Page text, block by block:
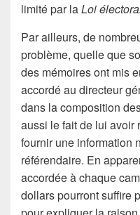
limité par laLoi
Par ailleurs, de
problème, quelle que
des mémoires ont mis
accordé au directeur
dans la composition
aussi le fait de lui avoir
fournir une information
référendaire. En
accordée à chaque
dollars pourront suffire